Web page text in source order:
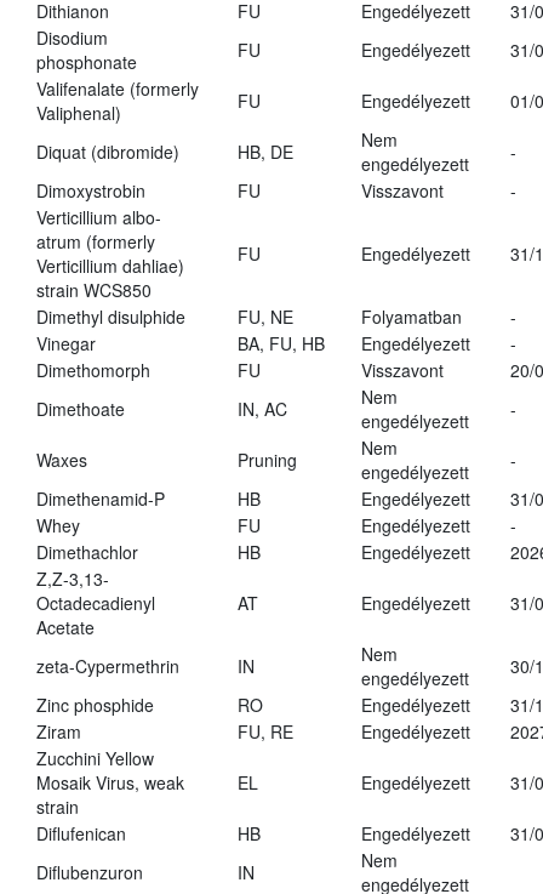
Dithianon
FU Engedélyezett
31/
Disodium
phosphonate
FU Engedélyezett
31/
Valifenalate (formerly
Valiphenal)
FU Engedélyezett 01/
Diquat (dibromide) HB, DE
Nem
engedélyezett
-
Dimoxystrobin
FU Visszavont
-
Verticillium albo-
atrum (formerly
Verticillium dahliae)
strain WCS850
FU Engedélyezett 31/
Dimethyl disulphide FU, NE Folyamatban
-
Vinegar
BA, FU, HB Engedélyezett
-
Dimethomorph
FU Visszavont
20/
Dimethoate
IN, AC
Nem
engedélyezett
-
Waxes Pruning
Nem
engedélyezett
-
Dimethenamid-P
HB Engedélyezett
31/
Whey
FU Engedélyezett
-
Dimethachlor
HB Engedélyezett
Z,Z-3,13-
Octadecadienyl
Acetate
AT Engedélyezett 31/
zeta-Cypermethrin IN
Nem
engedélyezett
30/
Zinc phosphide
RO Engedélyezett
31/
Ziram
FU, RE Engedélyezett
Zucchini Yellow
Mosaik Virus, weak
strain
EL Engedélyezett 31/
Diflufenican HB Engedélyezett
31/
Diflubenzuron
IN
Nem
engedélyezett